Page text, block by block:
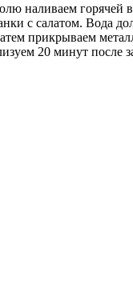
наливаем горячей
с салатом. Вода
прикрываем
20 минут после